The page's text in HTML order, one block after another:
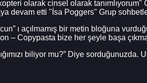
olarak cinsel olarak
devam etti "İsa Poggers" Grup
ı açılmamış bir metin bloğuna
– Copypasta bize her şeyle başa
biliyor mu?” Diye sorduğunuzda.